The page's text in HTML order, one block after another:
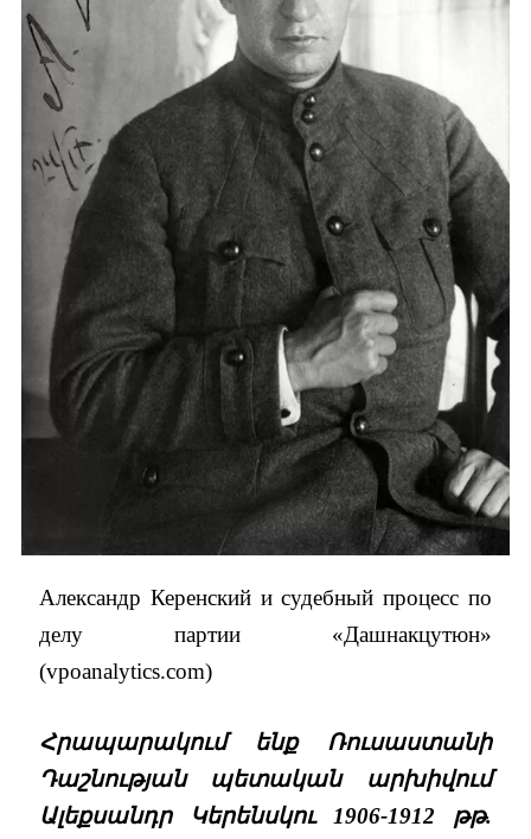
Александр Керенский и судебный процесс по
делу партии «Дашнакцутюн»
(vpoanalytics.com)
Հրապարակում ենք Ռուսաստանի
Դաշնության պետական արխիվում
Ալեքսանդր Կերենսկու 1906-1912 թթ.